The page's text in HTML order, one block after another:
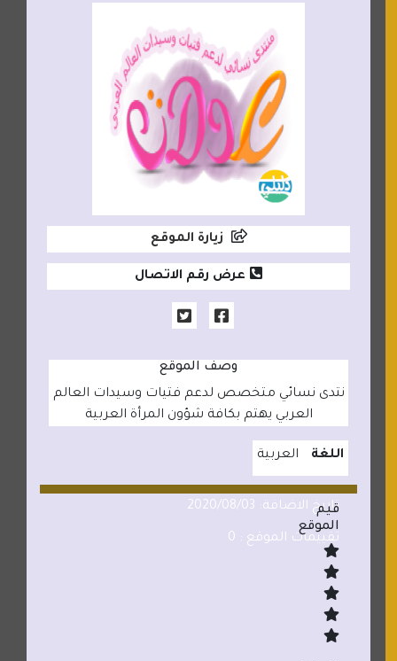
زيارة الموقع
عرض رقم الاتصال
وصف الموقع
نتدى نسائي متخصص لدعم فتيات وسيدات العالم
العربي يهتم بكافة شؤون المرأة العربية
اللغة العربية
تاريخ الاضافة: 2020/08/03
تقييمات الموقع : 0
قيم
الموقع